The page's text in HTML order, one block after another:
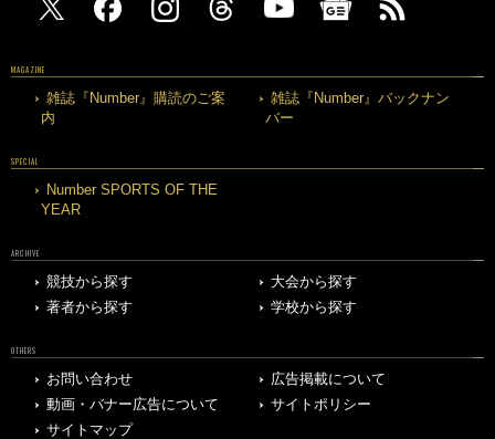
MAGAZINE
雑誌『Number』購読のご案
内
雑誌『Number』バックナン
バー
SPECIAL
Number SPORTS OF THE
YEAR
ARCHIVE
競技から探す
大会から探す
著者から探す
学校から探す
OTHERS
お問い合わせ
広告掲載について
動画・バナー広告について
サイトポリシー
サイトマップ